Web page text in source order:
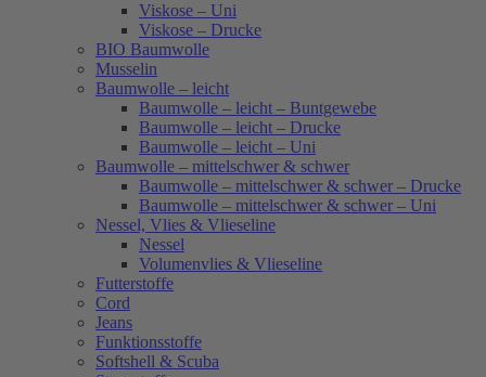
Viskose – Uni
Viskose – Drucke
BIO Baumwolle
Musselin
Baumwolle – leicht
Baumwolle – leicht – Buntgewebe
Baumwolle – leicht – Drucke
Baumwolle – leicht – Uni
Baumwolle – mittelschwer & schwer
Baumwolle – mittelschwer & schwer – Drucke
Baumwolle – mittelschwer & schwer – Uni
Nessel, Vlies & Vlieseline
Nessel
Volumenvlies & Vlieseline
Futterstoffe
Cord
Jeans
Funktionsstoffe
Softshell & Scuba